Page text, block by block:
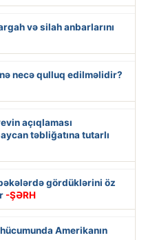
və silah anbarlarını
necə qulluq edilməlidir?
açıqlaması
təbliğatına tutarlı
gördüklərini öz
-ŞƏRH
Amerikanın